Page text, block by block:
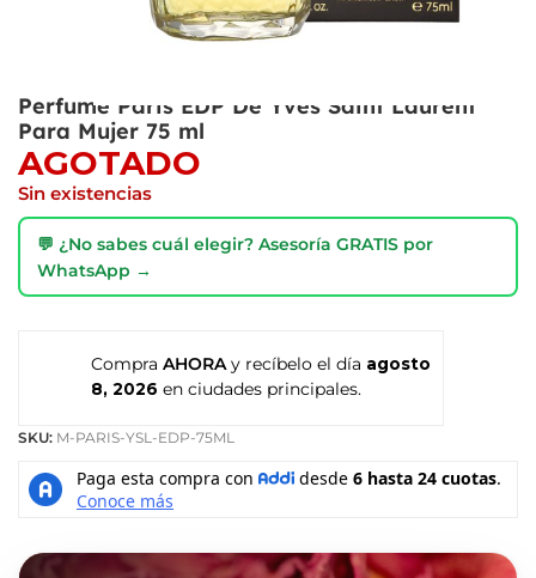
Perfume Paris EDP De Yves Saint Laurent
Para Mujer 75 ml
AGOTADO
Sin existencias
💬 ¿No sabes cuál elegir? Asesoría GRATIS por
WhatsApp →
Compra AHORA y recíbelo el día agosto
8, 2026 en ciudades principales.
SKU: M-PARIS-YSL-EDP-75ML